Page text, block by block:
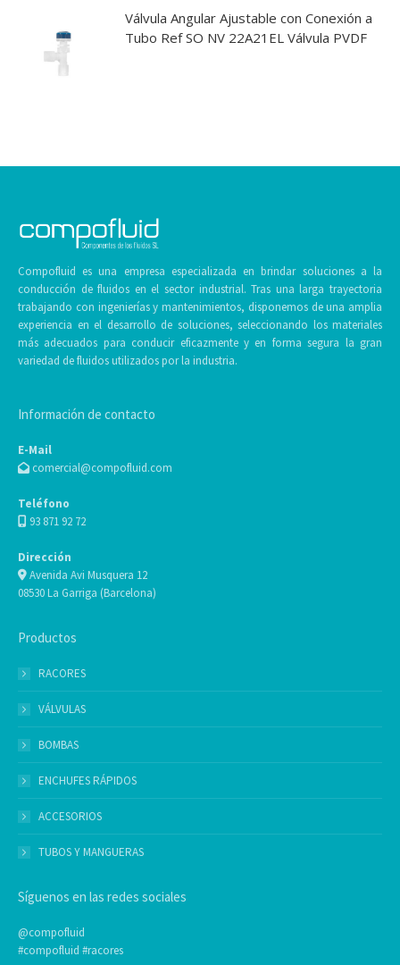
Válvula Angular Ajustable con Conexión a
Tubo Ref SO NV 22A21EL Válvula PVDF
Compofluid es una empresa especializada en brindar soluciones a la
conducción de fluidos en el sector industrial. Tras una larga trayectoria
trabajando con ingenierías y mantenimientos, disponemos de una amplia
experiencia en el desarrollo de soluciones, seleccionando los materiales
más adecuados para conducir eficazmente y en forma segura la gran
variedad de fluidos utilizados por la industria.
Información de contacto
E-Mail
comercial@compofluid.com
Teléfono
93 871 92 72
Dirección
Avenida Avi Musquera 12
08530 La Garriga (Barcelona)
Productos
RACORES
VÁLVULAS
BOMBAS
ENCHUFES RÁPIDOS
ACCESORIOS
TUBOS Y MANGUERAS
Síguenos en las redes sociales
@compofluid
#compofluid #racores